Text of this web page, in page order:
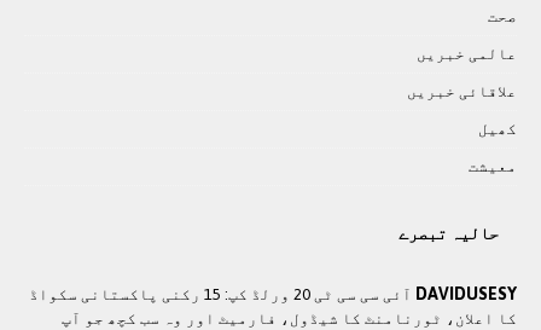
صحت
عالمی خبريں
علاقائی خبريں
کھيل
معيشت
حالیہ تبصرے
DAVIDUSESY
آئی سی سی ٹی 20 ورلڈ کپ: 15 رکنی پاکستانی سکواڈ
کا اعلان، ٹورنامنٹ کا شیڈول، فارمیٹ اور وہ سب کچھ جو آپ